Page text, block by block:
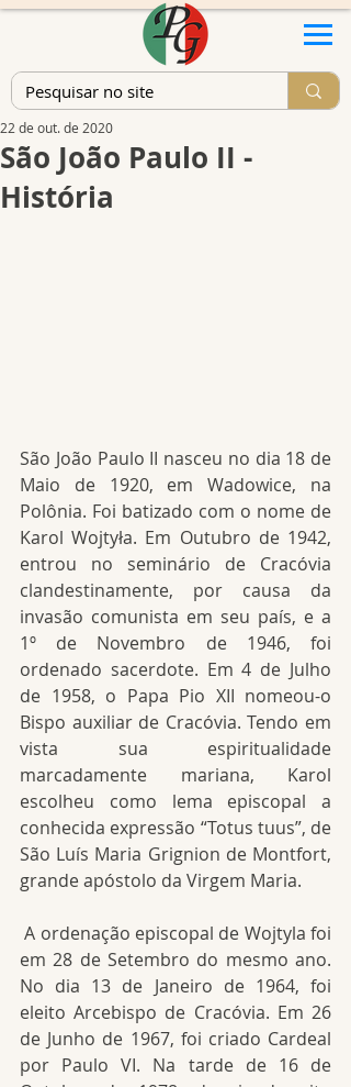
São João Paulo II -
História
22 de out. de 2020
São João Paulo II nasceu no dia 18 de
Maio de 1920, em Wadowice, na
Polônia. Foi batizado com o nome de
Karol Wojtyła. Em Outubro de 1942,
entrou no seminário de Cracóvia
clandestinamente, por causa da
invasão comunista em seu país, e a
1º de Novembro de 1946, foi
ordenado sacerdote. Em 4 de Julho
de 1958, o Papa Pio XII nomeou-o
Bispo auxiliar de Cracóvia. Tendo em
vista sua espiritualidade
marcadamente mariana, Karol
escolheu como lema episcopal a
conhecida expressão “Totus tuus”, de
São Luís Maria Grignion de Montfort,
grande apóstolo da Virgem Maria.
A ordenação episcopal de Wojtyla foi
em 28 de Setembro do mesmo ano.
No dia 13 de Janeiro de 1964, foi
eleito Arcebispo de Cracóvia. Em 26
de Junho de 1967, foi criado Cardeal
por Paulo VI. Na tarde de 16 de